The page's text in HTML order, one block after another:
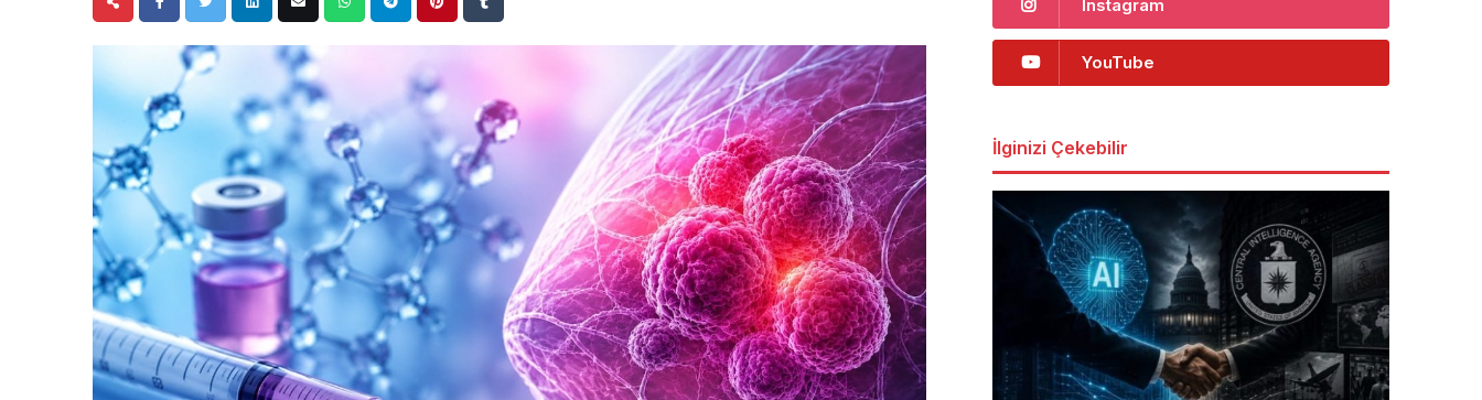
Instagram
YouTube
İlginizi Çekebilir